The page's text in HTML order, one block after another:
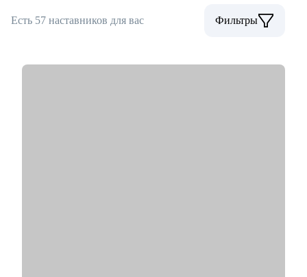
Есть 57 наставников для вас Фильтры